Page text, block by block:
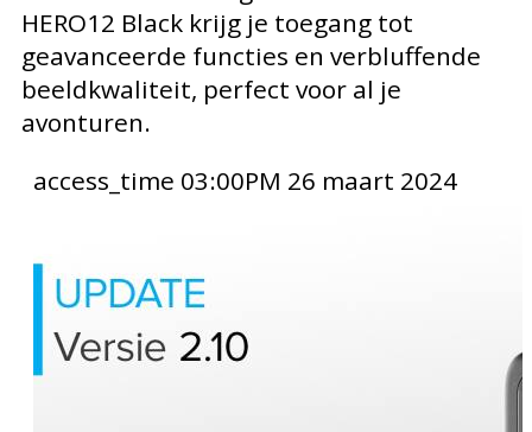
HERO12 Black krijg je toegang tot
geavanceerde functies en verbluffende
beeldkwaliteit, perfect voor al je
avonturen.
access_time 03:00PM 26 maart 2024